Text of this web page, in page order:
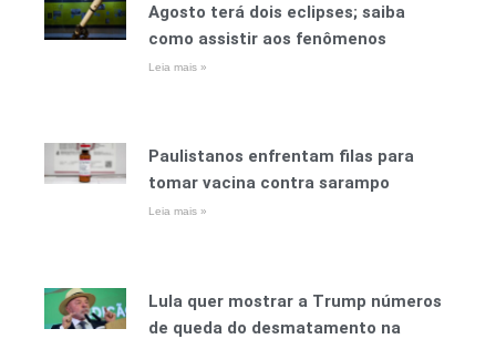
Agosto terá dois eclipses; saiba
como assistir aos fenômenos
Leia mais »
Paulistanos enfrentam filas para
tomar vacina contra sarampo
Leia mais »
Lula quer mostrar a Trump números
de queda do desmatamento na